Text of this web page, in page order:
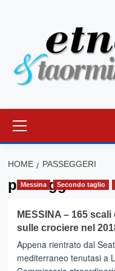
principale
HOME PASSEGGERI
passeggeri
Messina Secondo taglio
MESSINA – 165
sulle crociere nel
Appena rientrato dal
mediterraneo tenutasi a